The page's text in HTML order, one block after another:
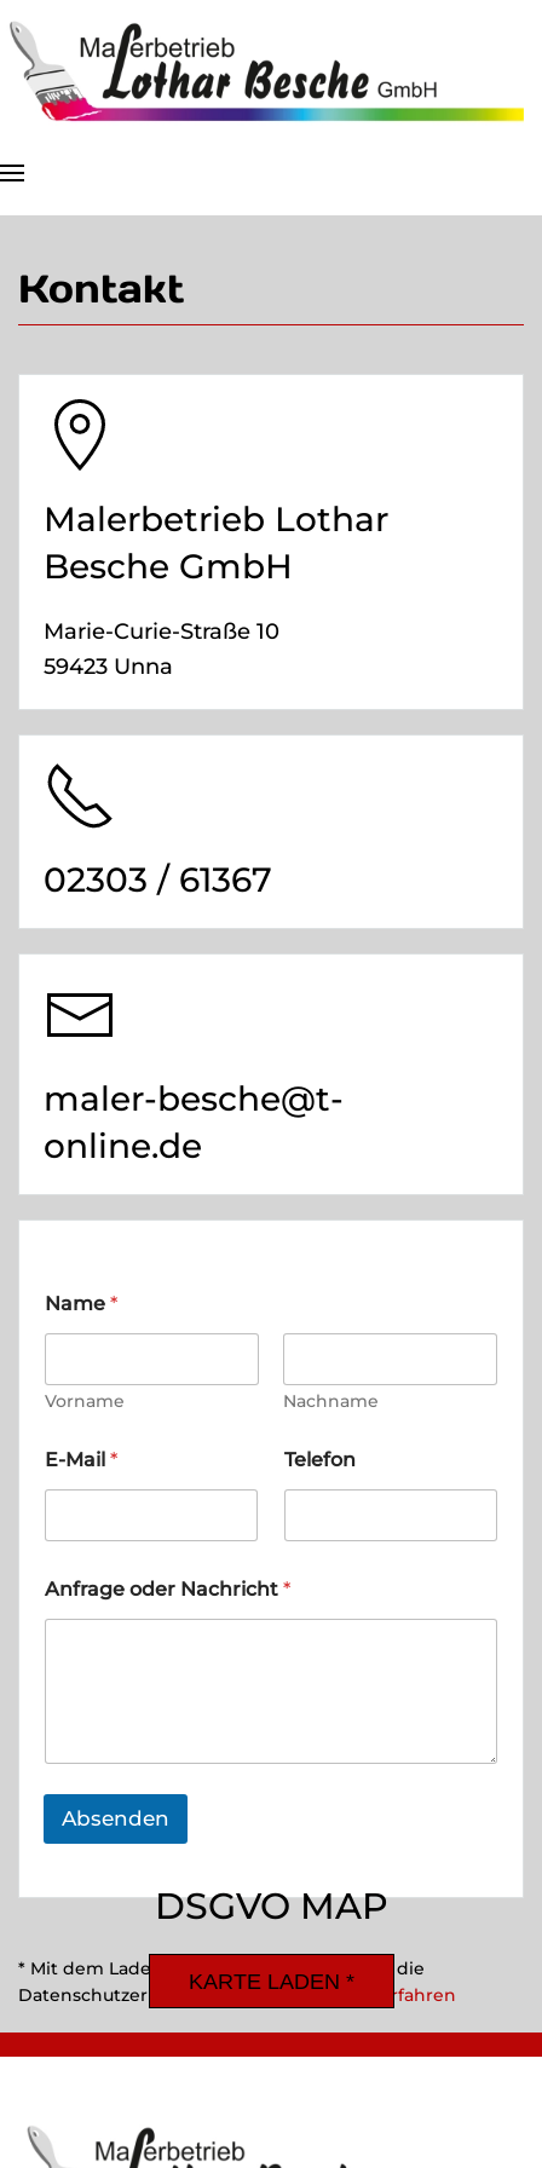
Skip to main content
Kontakt
Malerbetrieb Lothar
Besche GmbH
Marie-Curie-Straße 10
59423 Unna
02303 / 61367
maler-besche@t-
online.de
Name *
Vorname Nachname
E-Mail * Telefon
Anfrage oder Nachricht *
Absenden
DSGVO MAP
KARTE LADEN *
* Mit dem Laden der Karte akzeptieren Sie die
Datenschutzerklärung von Google. Mehr erfahren